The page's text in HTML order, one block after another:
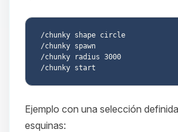
/chunky shape circle
/chunky spawn
/chunky radius 3000
Ejemplo con una selección
esquinas: